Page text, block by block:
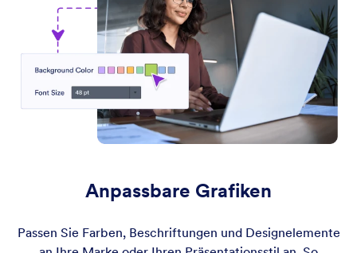
Anpassbare Grafiken
Passen Sie Farben, Beschriftungen und Designelemente